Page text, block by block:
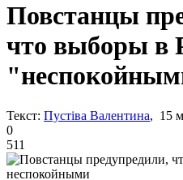
Повстанцы
что выборы в
Текст: Пустіва Валентина, 15
0
511